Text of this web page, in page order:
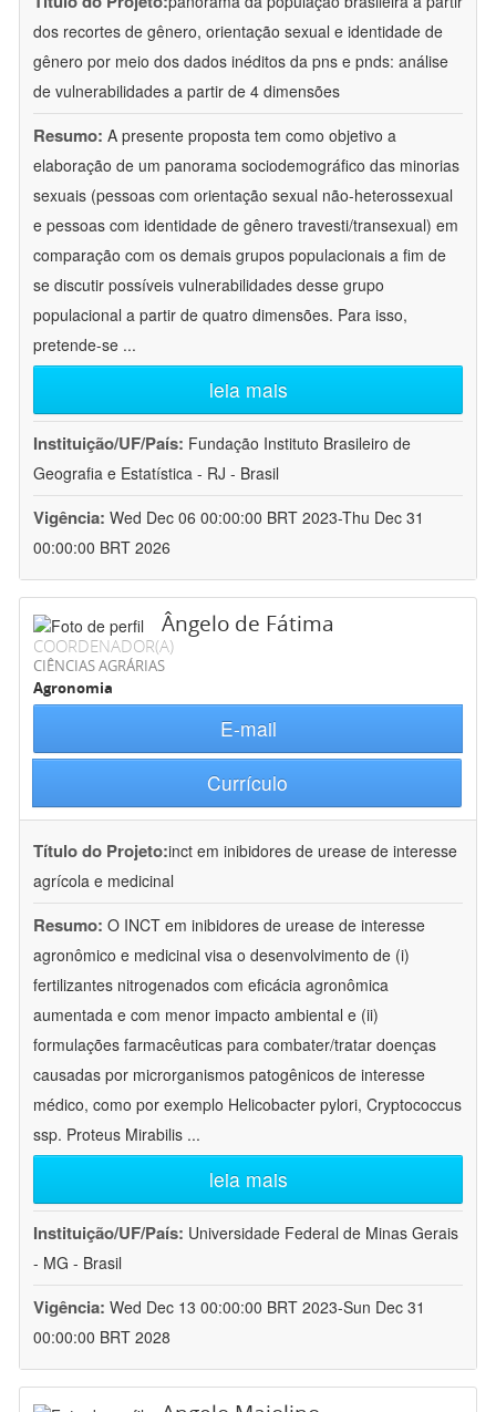
dos recortes de gênero, orientação sexual e identidade de
gênero por meio dos dados inéditos da pns e pnds: análise
de vulnerabilidades a partir de 4 dimensões
Resumo: A presente proposta tem como objetivo a
elaboração de um panorama sociodemográfico das minorias
sexuais (pessoas com orientação sexual não-heterossexual
e pessoas com identidade de gênero travesti/transexual) em
comparação com os demais grupos populacionais a fim de
se discutir possíveis vulnerabilidades desse grupo
populacional a partir de quatro dimensões. Para isso,
pretende-se ...
leia mais
Instituição/UF/País: Fundação Instituto Brasileiro de
Geografia e Estatística - RJ - Brasil
Vigência: Wed Dec 06 00:00:00 BRT 2023-Thu Dec 31
00:00:00 BRT 2026
Ângelo de Fátima
COORDENADOR(A)
CIÊNCIAS AGRÁRIAS
Agronomia
E-mail
Currículo
Título do Projeto:inct em inibidores de urease de interesse
agrícola e medicinal
Resumo: O INCT em inibidores de urease de interesse
agronômico e medicinal visa o desenvolvimento de (i)
fertilizantes nitrogenados com eficácia agronômica
aumentada e com menor impacto ambiental e (ii)
formulações farmacêuticas para combater/tratar doenças
causadas por microrganismos patogênicos de interesse
médico, como por exemplo Helicobacter pylori, Cryptococcus
ssp. Proteus Mirabilis ...
leia mais
Instituição/UF/País: Universidade Federal de Minas Gerais
- MG - Brasil
Vigência: Wed Dec 13 00:00:00 BRT 2023-Sun Dec 31
00:00:00 BRT 2028